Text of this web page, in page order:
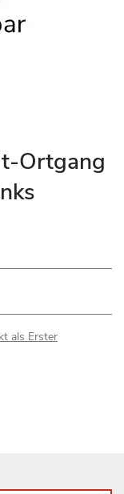
Ortgang
als Erster